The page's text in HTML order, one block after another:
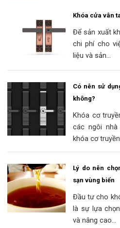
Khóa cửa vân
Để sản xuất
chi phí cho
liệu và sản...
Có nên sử
không?
Khóa cơ
các ngôi
khóa cơ
Lý do nên
sạn vùng biển
Đầu tư cho
là sự lựa
và nâng cao...